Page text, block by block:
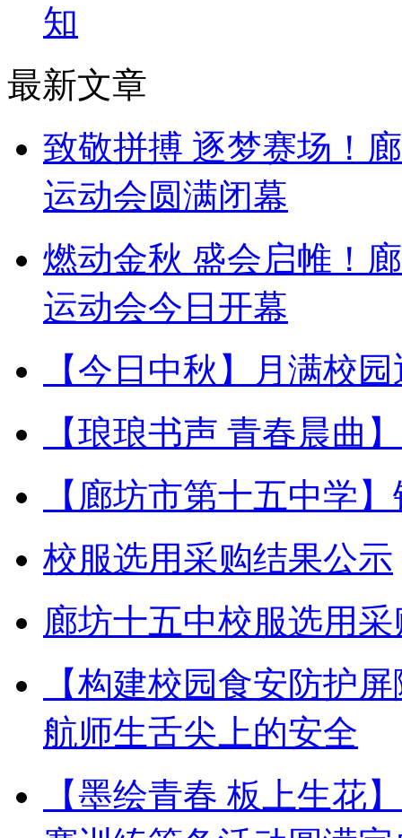
知
最新文章
致敬拼搏 逐梦赛场！
运动会圆满闭幕
燃动金秋 盛会启帷！
运动会今日开幕
【今日中秋】月满校
【琅琅书声 青春晨曲
【廊坊市第十五中学
校服选用采购结果公示
廊坊十五中校服选用
【构建校园食安防护
航师生舌尖上的安全
【墨绘青春 板上生花